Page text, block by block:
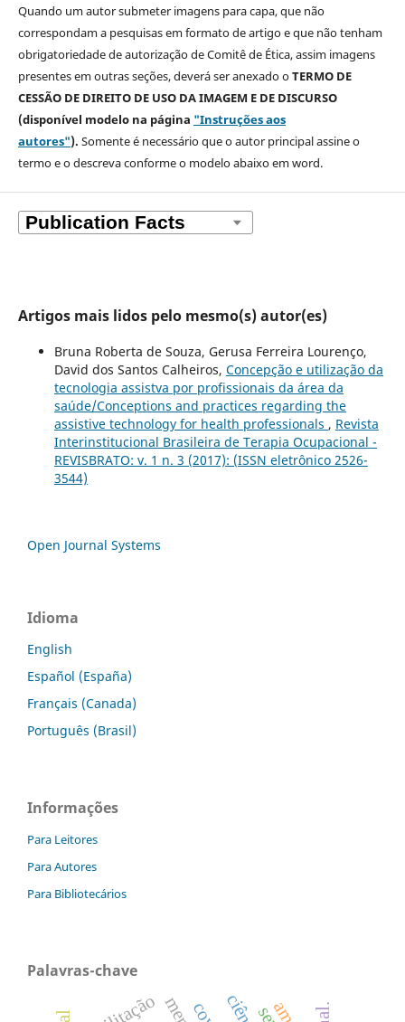
Quando um autor submeter imagens para capa, que não
correspondam a pesquisas em formato de artigo e que não tenham
obrigatoriedade de autorização de Comitê de Ética, assim imagens
presentes em outras seções, deverá ser anexado oTERMO DE
CESSÃO DE DIREITO DE USO DA IMAGEM E DE DISCURSO
(disponível modelo na página "Instruções aos
autores"). Somente é necessário que o autor principal assine o
termo e o descrevaconforme o modelo abaixo em word.
Artigos mais lidos pelo mesmo(s) autor(es)
Bruna Roberta de Souza, Gerusa Ferreira Lourenço,
David dos Santos Calheiros, Concepção e utilização da
tecnologia assistva por profissionais da área da
saúde/Conceptions and practices regarding the
assistive technology for health professionals , Revista
Interinstitucional Brasileira de Terapia Ocupacional -
REVISBRATO: v. 1 n. 3 (2017): (ISSN eletrônico 2526-
3544)
Open Journal Systems
Idioma
English
Español (España)
Français (Canada)
Português (Brasil)
Informações
Para Leitores
Para Autores
Para Bibliotecários
Palavras-chave